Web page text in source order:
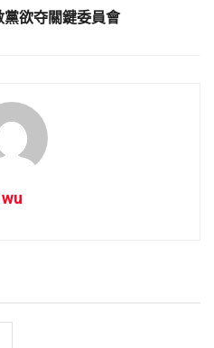
欲夺關鍵委員會
wu